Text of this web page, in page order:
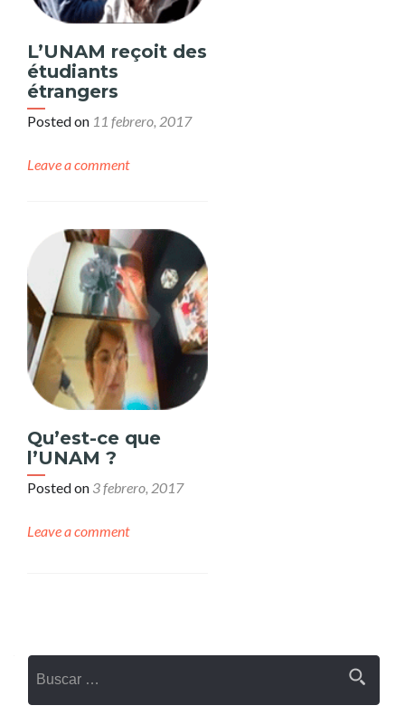
L’UNAM reçoit des
étudiants
étrangers
Posted on 11 febrero, 2017
Leave a comment
Qu’est-ce que
l’UNAM ?
Posted on 3 febrero, 2017
Leave a comment
navigation